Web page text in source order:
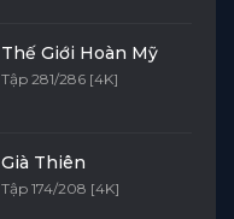
Thế Giới Hoàn Mỹ
Tập 281/286 [4K]
Già Thiên
Tập 174/208 [4K]